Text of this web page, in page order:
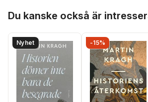
Du kanske också är
Nyhet -15%